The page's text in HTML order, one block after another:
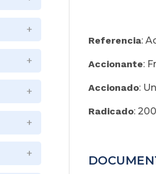
Referencia:
Accionante:
Accionado:
Radicado: